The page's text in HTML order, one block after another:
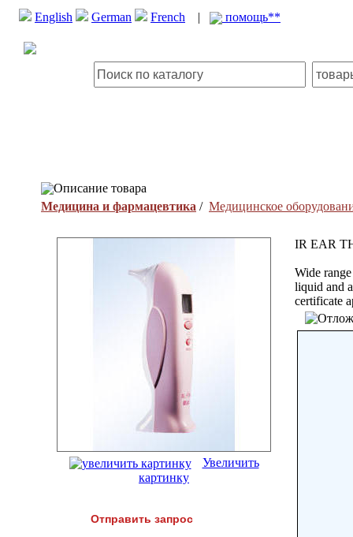
English German French | помощь**
Описание товара
Медицина и фармацевтика / Медицинское
Увеличить
картинку
Отправить запрос
IR EAR
Wide
liquid and
certificate